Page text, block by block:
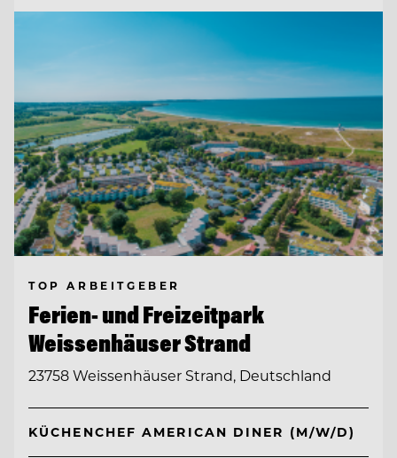
TOP ARBEITGEBER
Ferien- und Freizeitpark
Weissenhäuser Strand
23758 Weissenhäuser Strand, Deutschland
KÜCHENCHEF AMERICAN DINER (M/W/D)